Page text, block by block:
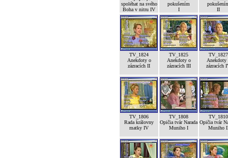
spoléhat na svého
Boha v nitru IV
pokušením
I
II
TV_1824
Anekdoty o
zázracích II
TV_1825
Anekdoty o
zázracích III
TV_1827
Anekdoty
zázracích
TV_1806
Rada královny
matky IV
TV_1808
Opičia tvár Narada
Muniho I
TV_1810
Opičia tvár
Muniho